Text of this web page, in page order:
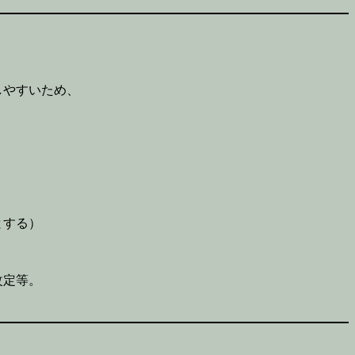
すいため、
る）
等。